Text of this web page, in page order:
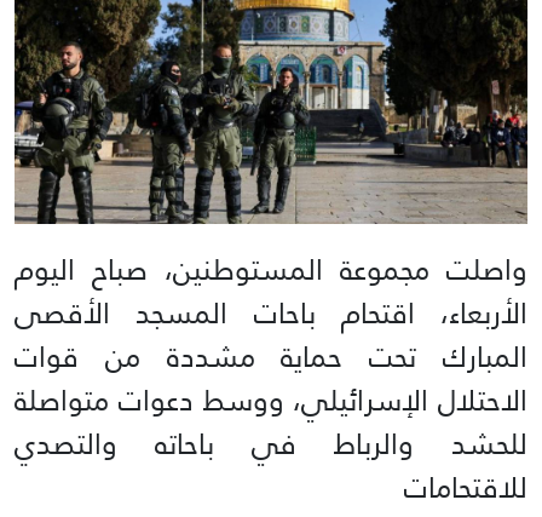
واصلت مجموعة المستوطنين، صباح اليوم
الأربعاء، اقتحام باحات المسجد الأقصى
المبارك تحت حماية مشددة من قوات
الاحتلال الإسرائيلي، ووسط دعوات متواصلة
للحشد والرباط في باحاته والتصدي
للاقتحامات